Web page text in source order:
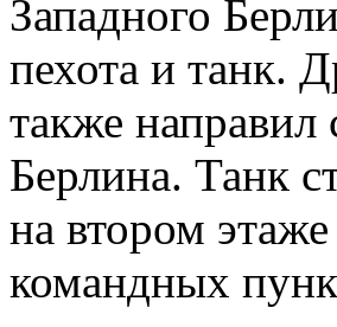
Западного
пехота и танк.
также направил
Берлина. Танк
на втором
командных